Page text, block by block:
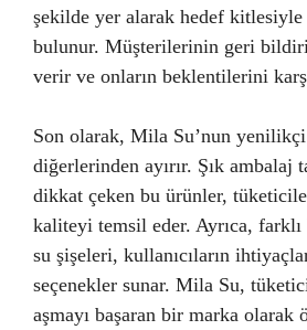
şekilde yer alarak hedef
bulunur. Müşterilerinin geri
verir ve onların beklentilerini
Son olarak, Mila Su’nun
diğerlerinden ayırır. Şık ambalaj
dikkat çeken bu ürünler,
kaliteyi temsil eder. Ayrıca,
su şişeleri, kullanıcıların
seçenekler sunar. Mila Su,
aşmayı başaran bir marka olarak